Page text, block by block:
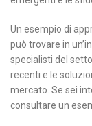
Un esempio di
può trovare in
specialisti del
recenti e le
mercato. Se sei
consultare un